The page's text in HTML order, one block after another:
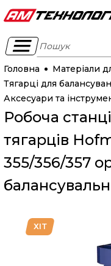
Пошук
Головна
Матеріали
Тягарці для
Аксесуари та
Робоча
тягарців
355/356/357
ХІТ